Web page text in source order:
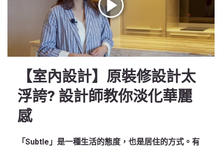
【室內設計】原裝修設計太
浮誇? 設計師教你淡化華麗
感
「Subtle」是一種生活的態度，也是居住的方式。有